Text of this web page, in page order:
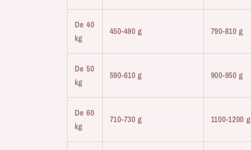
De 40
kg
450-490 g 790-810 g
De 50
kg
590-610 g 900-950 g
De 60
kg
710-730 g 1100-1200 g